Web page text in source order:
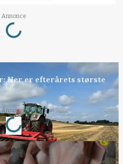
Annonce
Loading...
Her er efterårets største
Annonce
Loading...